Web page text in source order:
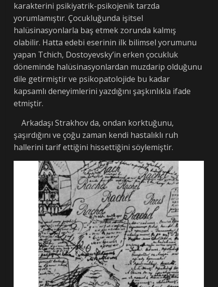
karakterini psikiyatrik-psikojenik tarzda
yorumlamıştır. Çocukluğunda işitsel
halüsinasyonlarla baş etmek zorunda kalmış
olabilir. Hatta edebi eserinin ilk bilimsel yorumunu
yapan Tchich, Dostoyevsky’in erken çocukluk
döneminde halüsinasyonlardan muzdarip olduğunu
dile getirmiştir ve psikopatolojide bu kadar
kapsamlı deneyimlerini yazdığını şaşkınlıkla ifade
etmiştir.
Arkadaşı Strakhov da, ondan korktuğunu,
şaşırdığını ve çoğu zaman kendi hastalıklı ruh
hallerini tarif ettiğini hissettiğini söylemiştir.